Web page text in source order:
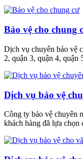
Bảo vệ cho chung
Dịch vụ chuyên bảo vệ
2, quận 3, quận 4, quận
Dịch vụ bảo vệ
Công ty bảo vệ chuyên
khách hàng đã lựa chọn